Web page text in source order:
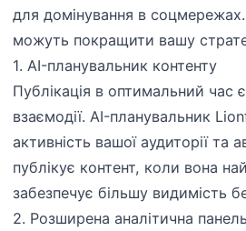
для домінування в
можуть покращити вашу
1. AI-планувальник контенту
Публікація в оптимальний час
взаємодії. AI-планувальник
активність вашої аудиторії та
публікує контент, коли вона
забезпечує більшу видимість
2. Розширена аналітична панель